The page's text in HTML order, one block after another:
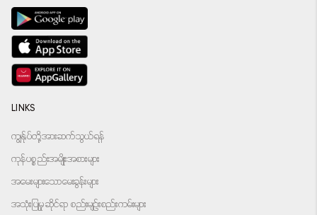
LINKS
ကျွန်ုပ်တို့အားဆက်သွယ်ရန်
ကုန်ပစ္စည်းအမျိုးအစားများ
အမေးများသောမေးခွန်းများ
အသုံးပြုမှုဆိုင်ရာ စည်းမျဉ်းစည်းကမ်းများ